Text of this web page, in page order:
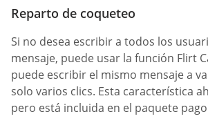
Reparto de coqueteo
Si no desea escribir a todos los
mensaje, puede usar la función Flirt
puede escribir el mismo mensaje a
solo varios clics. Esta característica
pero está incluida en el paquete